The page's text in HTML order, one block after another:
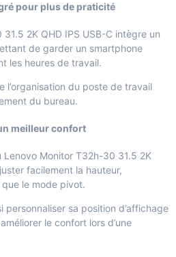
pour plus de praticité
2K QHD IPS USB-C intègre un
de garder un smartphone
les heures de travail.
l’organisation du poste de travail
du bureau.
meilleur confort
Monitor T32h-30 31.5 2K
facilement la hauteur,
que le mode pivot.
personnaliser sa position d’affichage
le confort lors d’une